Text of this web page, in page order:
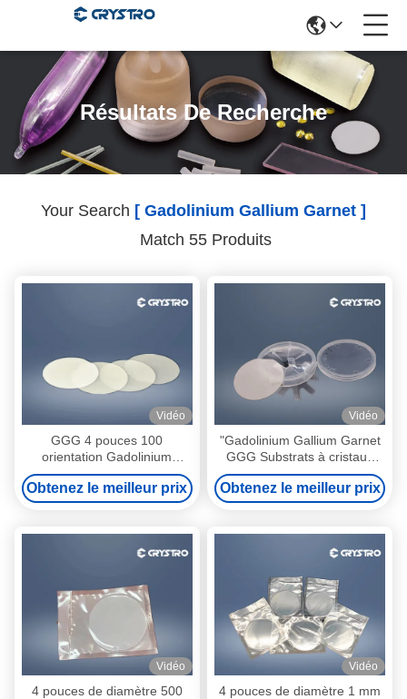
Résultats De Recherche
Your Search [ Gadolinium Gallium Garnet ]
Match 55 Produits
Vidéo
GGG 4 pouces 100
orientation Gadolinium
Gallium grenat
Obtenez le meilleur prix
Vidéo
"Gadolinium Gallium Garnet
GGG Substrats à cristaux
simples
Obtenez le meilleur prix
Vidéo
4 pouces de diamètre 500
Vidéo
4 pouces de diamètre 1 mm